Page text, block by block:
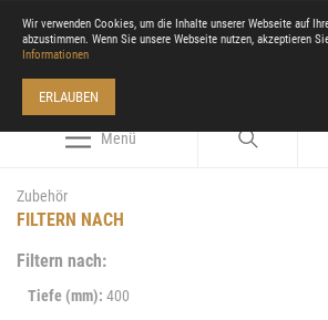
Menü
Zubehör
FILTERN NACH
Filtern nach:
Tiefe (mm): 400
Wir verwenden Cookies, um die Inhalte unserer Webseite auf
abzustimmen. Wenn Sie unsere Webseite nutzen, akzeptieren
Informationen
ERLAUBEN